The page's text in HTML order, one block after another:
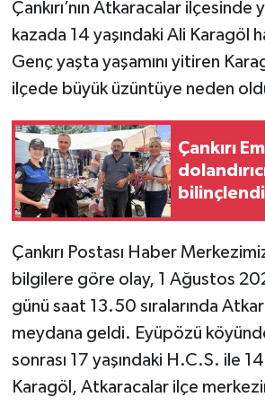
Çankırı’nın Atkaracalar ilçesinde
kazada 14 yaşındaki Ali Karagöl
Genç yaşta yaşamını yitiren
ilçede büyük üzüntüye neden
Çankırı
Çankırı Postası Haber
bilgilere göre olay, 1 Ağustos
günü saat 13.50 sıralarında
meydana geldi. Eyüpözü
sonrası 17 yaşındaki H.C.S. ile
Karagöl, Atkaracalar ilçe
BİLİM&TEKNOLOJİ
BÖLGE
DÜNYA